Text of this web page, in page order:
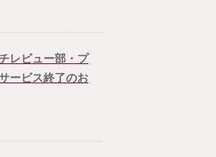
レビュー部・プ
ービス終了のお